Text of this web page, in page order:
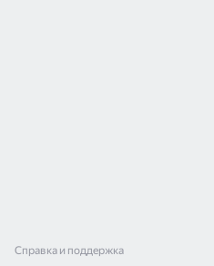
Справка и поддержка